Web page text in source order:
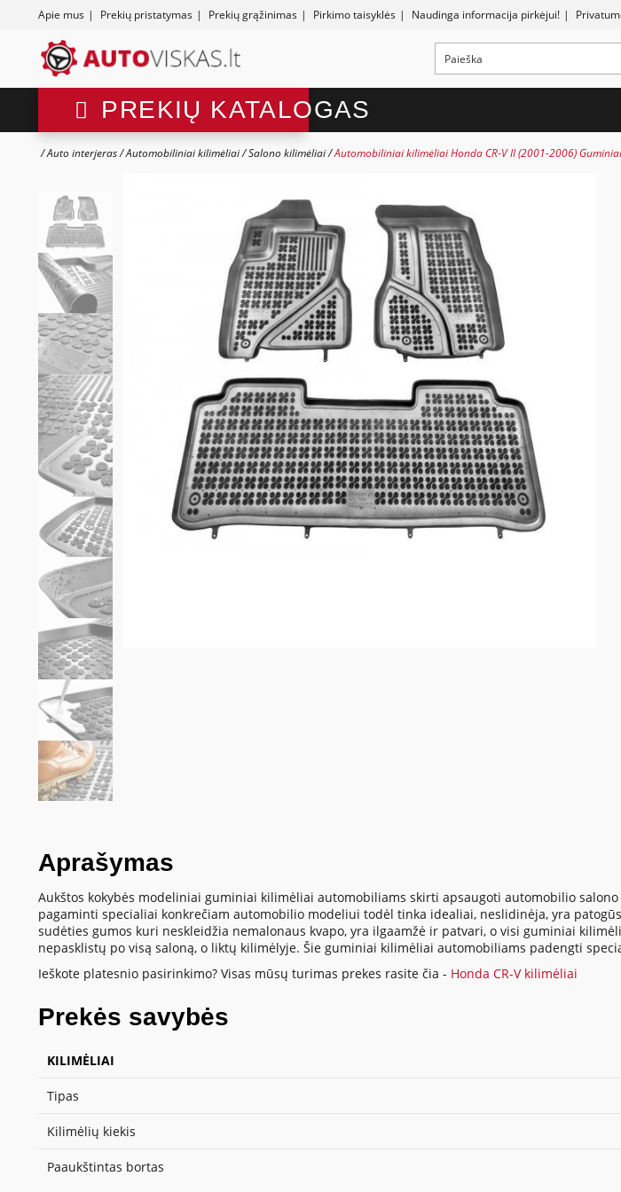
Apie mus | Prekių pristatymas | Prekių grąžinimas | Pirkimo taisyklės | Naudinga informacija pirkėjui! |
PREKIŲ KATALOGAS
Auto interjeras Automobiliniai kilimėliai Salono kilimėliai Automobiliniai kilimėliai Honda CR-V II (2001-2006) Guminiai
Aprašymas
Aukštos kokybės modeliniai guminiai kilimėliai automobiliams skirti apsaugoti automobilio
pagaminti specialiai konkrečiam automobilio modeliui todėl tinka idealiai, neslidinėja, yra
sudėties gumos kuri neskleidžia nemalonaus kvapo, yra ilgaamžė ir patvari, o visi guminiai
nepasklistų po visą saloną, o liktų kilimėlyje. Šie guminiai kilimėliai automobiliams padengti
Ieškote platesnio pasirinkimo? Visas mūsų turimas prekes rasite čia - Honda CR-V kilimėliai
Prekės savybės
KILIMĖLIAI
Tipas
Kilimėlių kiekis
Paaukštintas bortas